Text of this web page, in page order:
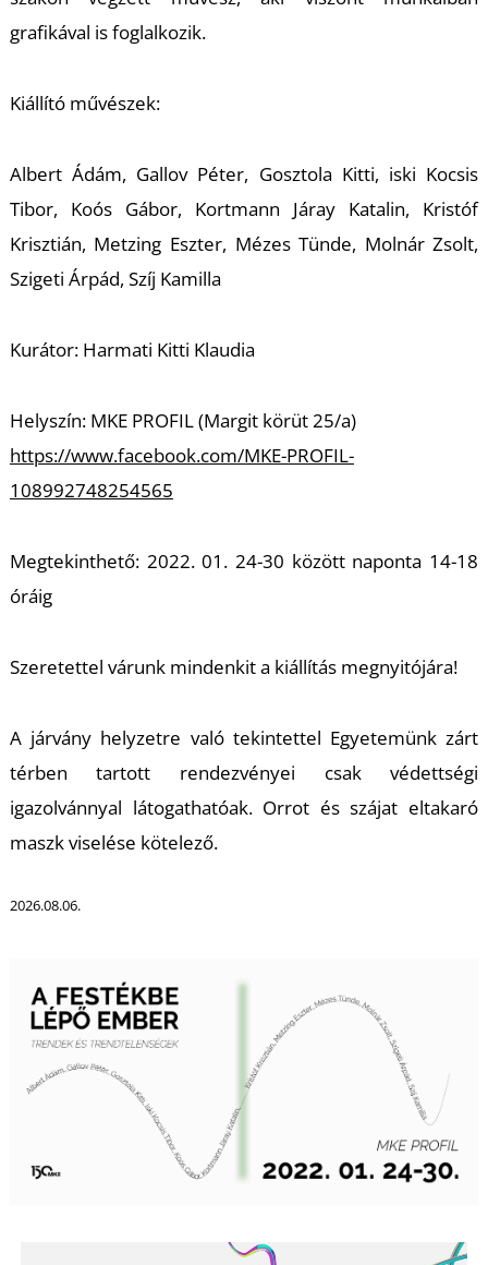
grafikával is foglalkozik.
Kiállító művészek:
Albert Ádám, Gallov Péter, Gosztola Kitti, iski Kocsis
Tibor, Koós Gábor, Kortmann Járay Katalin, Kristóf
Krisztián, Metzing Eszter, Mézes Tünde, Molnár Zsolt,
Szigeti Árpád, Szíj Kamilla
Kurátor: Harmati Kitti Klaudia
Helyszín: MKE PROFIL (Margit körüt 25/a)
https://www.facebook.com/MKE-PROFIL-
108992748254565
Megtekinthető: 2022. 01. 24-30 között naponta 14-18
óráig
Szeretettel várunk mindenkit a kiállítás megnyitójára!
A járvány helyzetre való tekintettel Egyetemünk zárt
térben tartott rendezvényei csak védettségi
igazolvánnyal látogathatóak. Orrot és szájat eltakaró
maszk viselése kötelező.
2026.08.06.